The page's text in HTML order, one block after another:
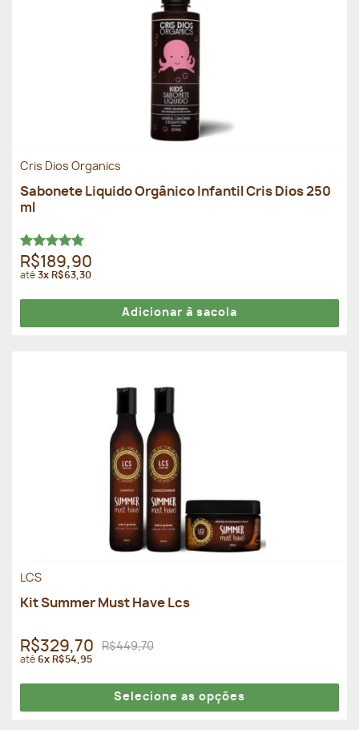
Cris Dios Organics
Sabonete Liquido Orgânico Infantil Cris Dios 250
ml
Avaliação
5.00de 5
R$189,90
até3x R$63,30
Adicionar à sacola
LCS
Kit Summer Must Have Lcs
R$329,70 R$449,70
até6x R$54,95
Selecione as opções